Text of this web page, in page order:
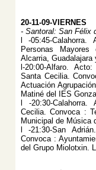
20-11-09-VIERNES
- Santoral: San Félix
l -05:45-
Personas
Alcarria, Guadalajara
l-20:00-Alfaro.
Santa Cecilia.
Actuación
Matiné del IES
l -20:30-
Cecilia. Convoca :
Municipal de Música
l -21:30-San
Convoca :
del Grupo Miolotxin.